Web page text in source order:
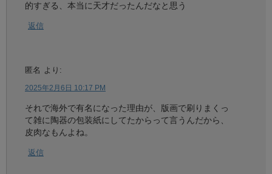
的すぎる、本当に天才だったんだなと思う
返信
匿名 より:
2025年2月6日 10:17 PM
それで海外で有名になった理由が、版画で刷りまくっ
て雑に陶器の包装紙にしてたからって言うんだから、
皮肉なもんよね。
返信